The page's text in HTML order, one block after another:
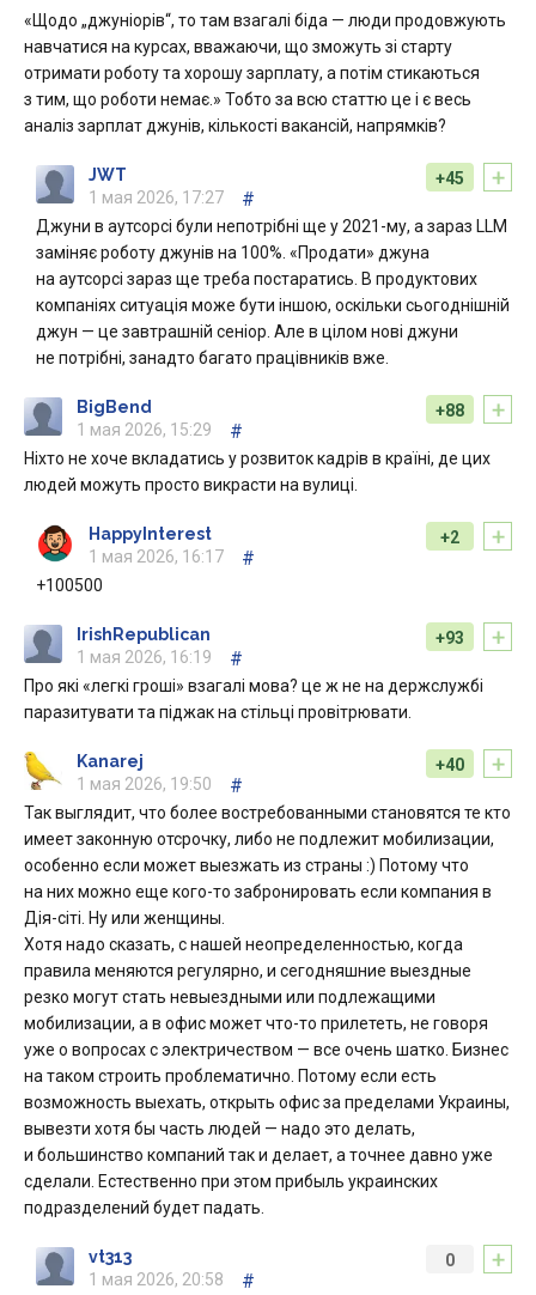
«Щодо „джуніорів“, то там взагалі біда — люди продовжують
навчатися на курсах, вважаючи, що зможуть зі старту
отримати роботу та хорошу зарплату, а потім стикаються
з тим, що роботи немає.» Тобто за всю статтю це і є весь
аналіз зарплат джунів, кількості вакансій, напрямків?
+
+45
JWT
1 мая 2026, 17:27
#
Джуни в аутсорсі були непотрібні ще у 2021-му, а зараз LLM
заміняє роботу джунів на 100%. «Продати» джуна
на аутсорсі зараз ще треба постаратись. В продуктових
компаніях ситуація може бути іншою, оскільки сьогоднішній
джун — це завтрашній сеніор. Але в цілом нові джуни
не потрібні, занадто багато працівників вже.
+
+88
BigBend
1 мая 2026, 15:29
#
Ніхто не хоче вкладатись у розвиток кадрів в країні, де цих
людей можуть просто викрасти на вулиці.
+
+2
HappyInterest
1 мая 2026, 16:17
#
+100500
+
+93
IrishRepublican
1 мая 2026, 16:19
#
Про які «легкі гроші» взагалі мова? це ж не на держслужбі
паразитувати та піджак на стільці провітрювати.
+
+40
Kanarej
1 мая 2026, 19:50
#
Так выглядит, что более востребованными становятся те кто
имеет законную отсрочку, либо не подлежит мобилизации,
особенно если может выезжать из страны :) Потому что
на них можно еще кого-то забронировать если компания в
Дія-сіті. Ну или женщины.
Хотя надо сказать, с нашей неопределенностью, когда
правила меняются регулярно, и сегодняшние выездные
резко могут стать невыездными или подлежащими
мобилизации, а в офис может что-то прилететь, не говоря
уже о вопросах с электричеством — все очень шатко. Бизнес
на таком строить проблематично. Потому если есть
возможность выехать, открыть офис за пределами Украины,
вывезти хотя бы часть людей — надо это делать,
и большинство компаний так и делает, а точнее давно уже
сделали. Естественно при этом прибыль украинских
подразделений будет падать.
+
0
vt313
1 мая 2026, 20:58
#